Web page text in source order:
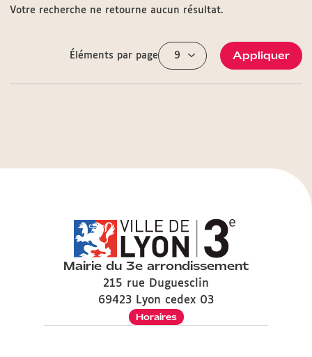
Votre recherche ne retourne aucun résultat.
Éléments par page Appliquer
Mairie du 3e arrondissement
215 rue Duguesclin
69423 Lyon cedex 03
Horaires